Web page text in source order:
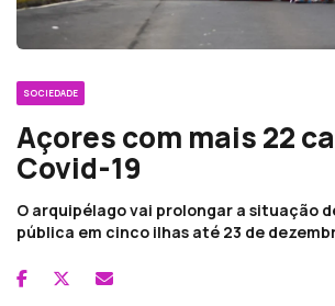
SOCIEDADE
Açores com mais 22
Covid-19
O arquipélago vai prolongar a situação
pública em cinco ilhas até 23 de